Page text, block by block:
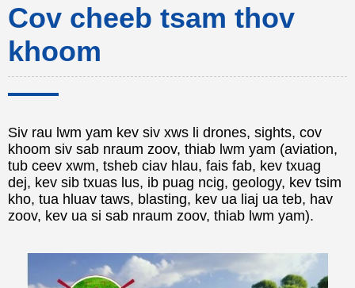
Cov cheeb tsam thov
khoom
Siv rau lwm yam kev siv xws li drones, sights, cov
khoom siv sab nraum zoov, thiab lwm yam (aviation,
tub ceev xwm, tsheb ciav hlau, fais fab, kev txuag
dej, kev sib txuas lus, ib puag ncig, geology, kev tsim
kho, tua hluav taws, blasting, kev ua liaj ua teb, hav
zoov, kev ua si sab nraum zoov, thiab lwm yam).